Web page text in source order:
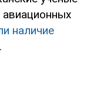
авиационных
наличие